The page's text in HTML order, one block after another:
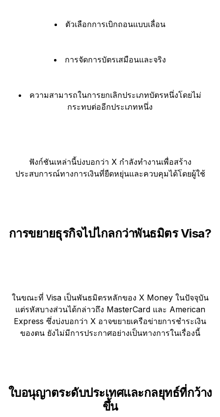
ตัวเลือกการเบิกถอนแบบเลื่อน
การจัดการบัตรเสมือนและจริง
ความสามารถในการยกเลิกประเภทบัตรหนึ่งโดยไม่
กระทบต่ออีกประเภทหนึ่ง
ฟังก์ชันเหล่านี้บ่งบอกว่า X กำลังทำงานเพื่อสร้าง
ประสบการณ์ทางการเงินที่ยืดหยุ่นและควบคุมได้โดยผู้ใช้
การขยายธุรกิจไปไกลกว่าพันธมิตร Visa?
ในขณะที่ Visa เป็นพันธมิตรหลักของ X Money ในปัจจุบัน
แต่รหัสบางส่วนได้กล่าวถึง MasterCard และ American
Express ซึ่งบ่งบอกว่า X อาจขยายเครือข่ายการชำระเงิน
ของตน ยังไม่มีการประกาศอย่างเป็นทางการในเรื่องนี้
ใบอนุญาตระดับประเทศและกลยุทธ์ที่กว้าง
ขึ้น